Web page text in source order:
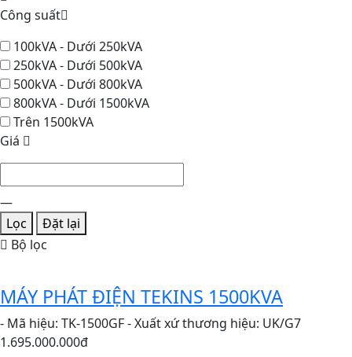
Công suất
100kVA - Dưới 250kVA
250kVA - Dưới 500kVA
500kVA - Dưới 800kVA
800kVA - Dưới 1500kVA
Trên 1500kVA
Giá
—
Lọc
Đặt lại
Bộ lọc
MÁY PHÁT ĐIỆN TEKINS 1500KVA
- Mã hiệu: TK-1500GF - Xuất xứ thương hiệu: UK/G7
1.695.000.000đ